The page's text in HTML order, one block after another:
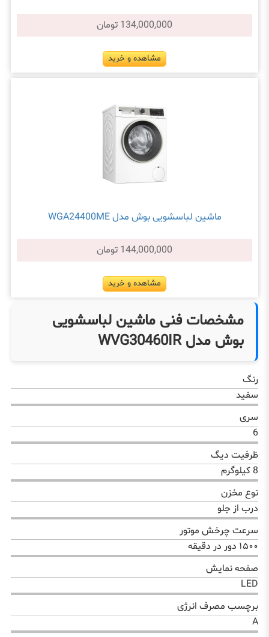
134,000,000 تومان
مشاهده و خرید
ماشین لباسشویی بوش مدل WGA24400ME
144,000,000 تومان
مشاهده و خرید
مشخصات فنی ماشین لباسشویی
بوش مدل WVG30460IR
رنگ
سفید
سری
6
ظرفیت دیگ
8 کیلوگرم
نوع مخزن
درب از جلو
سرعت چرخش موتور
۱۵۰۰ دور در دقیقه
صفحه نمایش
LED
برچسب مصرف انرژی
A